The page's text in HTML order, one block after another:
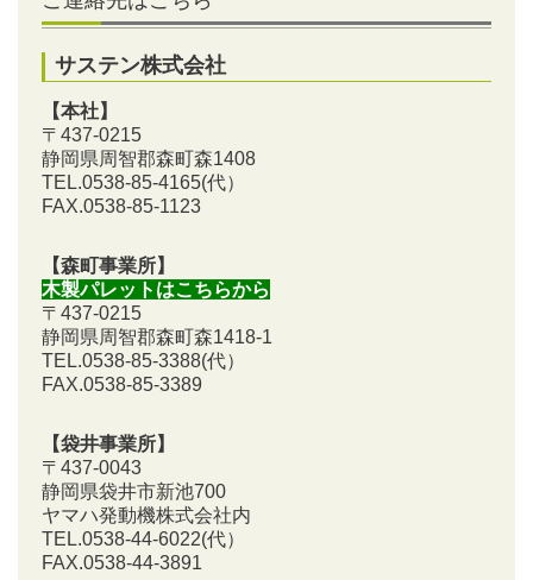
サステン株式会社
【本社】
〒437-0215
静岡県周智郡森町森1408
TEL.0538-85-4165(代）
FAX.0538-85-1123
【森町事業所】
木製パレットはこちらから
〒437-0215
静岡県周智郡森町森1418-1
TEL.0538-85-3388(代）
FAX.0538-85-3389
【袋井事業所】
〒437-0043
静岡県袋井市新池700
ヤマハ発動機株式会社内
TEL.0538-44-6022(代）
FAX.0538-44-3891